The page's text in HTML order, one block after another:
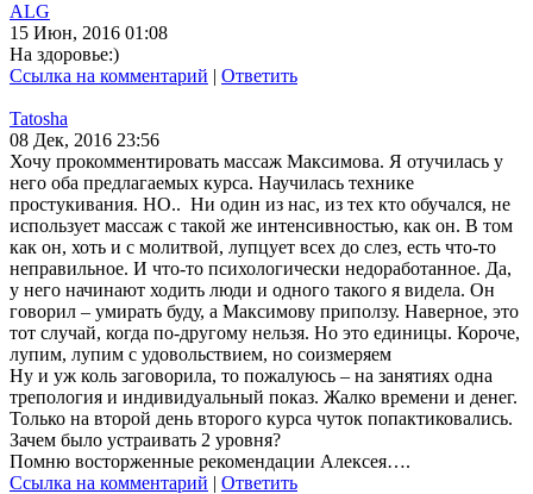
ALG
15 Июн, 2016 01:08
На здоровье:)
Ссылка на комментарий | Ответить
Tatosha
08 Дек, 2016 23:56
Хочу прокомментировать массаж Максимова. Я отучилась у
него оба предлагаемых курса. Научилась технике
простукивания. НО.. Ни один из нас, из тех кто обучался, не
использует массаж с такой же интенсивностью, как он. В том
как он, хоть и с молитвой, лупцует всех до слез, есть что-то
неправильное. И что-то психологически недоработанное. Да,
у него начинают ходить люди и одного такого я видела. Он
говорил – умирать буду, а Максимову приползу. Наверное, это
тот случай, когда по-другому нельзя. Но это единицы. Короче,
лупим, лупим с удовольствием, но соизмеряем
Ну и уж коль заговорила, то пожалуюсь – на занятиях одна
трепология и индивидуальный показ. Жалко времени и денег.
Только на второй день второго курса чуток попактиковались.
Зачем было устраивать 2 уровня?
Помню восторженные рекомендации Алексея….
Ссылка на комментарий | Ответить